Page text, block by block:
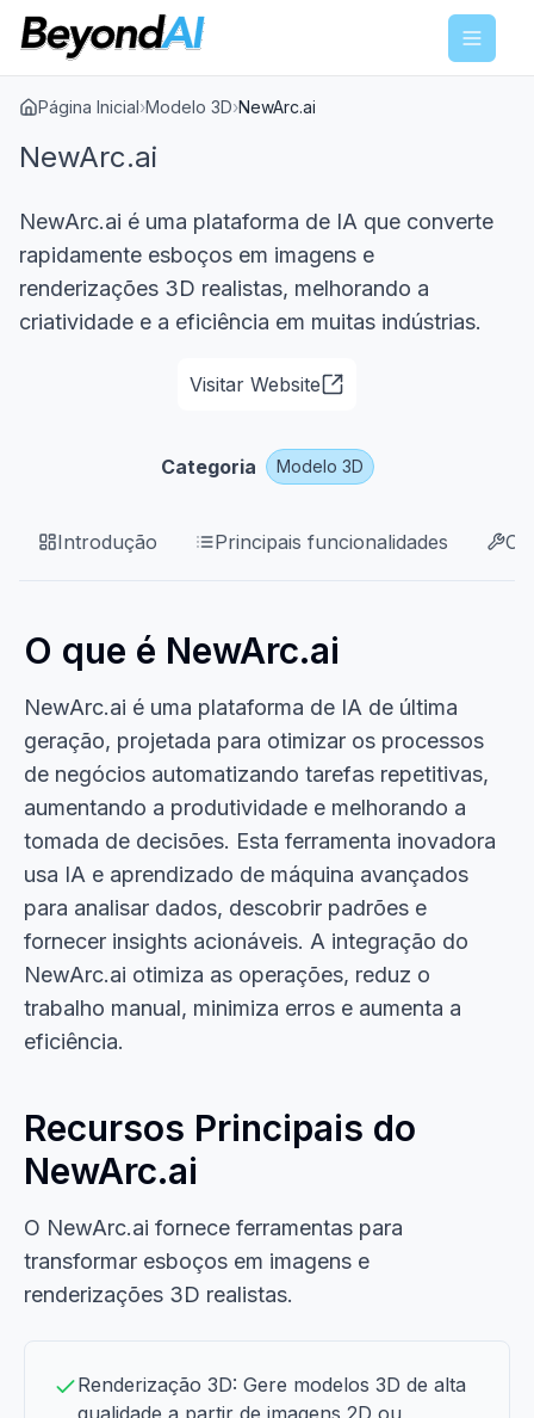
Menu
Página Inicial›Modelo 3D›NewArc.ai
NewArc.ai
NewArc.ai é uma plataforma de IA que converte
rapidamente esboços em imagens e
renderizações 3D realistas, melhorando a
criatividade e a eficiência em muitas indústrias.
Visitar Website
Categoria Modelo 3D
Introdução Principais funcionalidades
O que é NewArc.ai
NewArc.ai é uma plataforma de IA de última
geração, projetada para otimizar os processos
de negócios automatizando tarefas repetitivas,
aumentando a produtividade e melhorando a
tomada de decisões. Esta ferramenta inovadora
usa IA e aprendizado de máquina avançados
para analisar dados, descobrir padrões e
fornecer insights acionáveis. A integração do
NewArc.ai otimiza as operações, reduz o
trabalho manual, minimiza erros e aumenta a
eficiência.
Recursos Principais do
NewArc.ai
O NewArc.ai fornece ferramentas para
transformar esboços em imagens e
renderizações 3D realistas.
Renderização 3D: Gere modelos 3D de alta
qualidade a partir de imagens 2D ou